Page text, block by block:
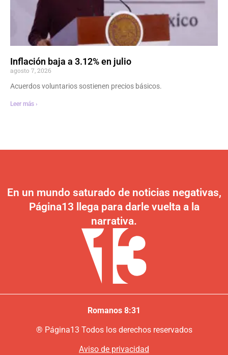
Inflación baja a 3.12% en julio
agosto 7, 2026
Acuerdos voluntarios sostienen precios básicos.
Leer más ›
En un mundo saturado de noticias negativas,
Página13 llega para darle vuelta a la
narrativa.
Romanos 8:31
® Página13 Todos los derechos reservados
Aviso de privacidad